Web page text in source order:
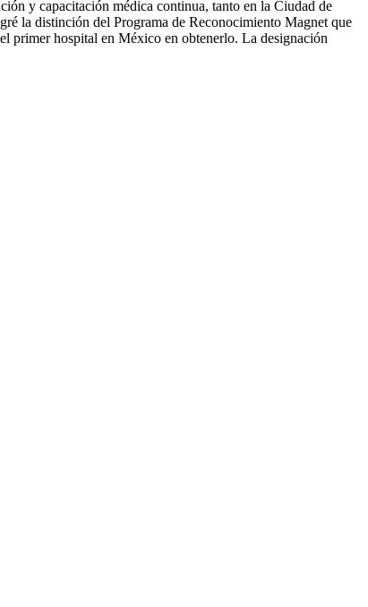
y capacitación médica continua, tanto en la Ciudad de
la distinción del Programa de Reconocimiento Magnet que
primer hospital en México en obtenerlo. La designación